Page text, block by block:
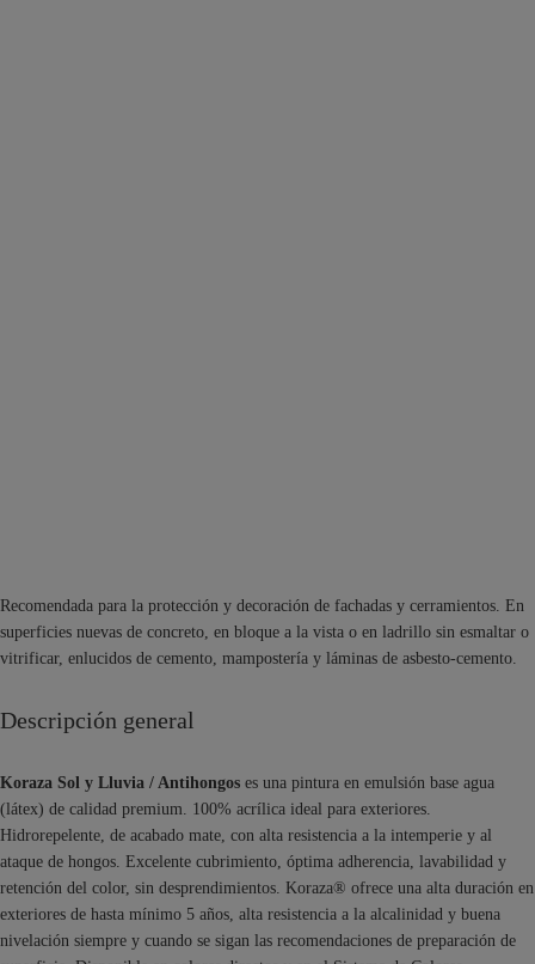
Recomendada para la protección y decoración de fachadas y cerramientos. En
superficies nuevas de concreto, en bloque a la vista o en ladrillo sin esmaltar o
vitrificar, enlucidos de cemento, mampostería y láminas de asbesto-cemento.
Descripción general
Koraza Sol y Lluvia / Antihongos es una pintura en emulsión base agua
(látex) de calidad premium. 100% acrílica ideal para exteriores.
Hidrorepelente, de acabado mate, con alta resistencia a la intemperie y al
ataque de hongos. Excelente cubrimiento, óptima adherencia, lavabilidad y
retención del color, sin desprendimientos. Koraza® ofrece una alta duración en
exteriores de hasta mínimo 5 años, alta resistencia a la alcalinidad y buena
nivelación siempre y cuando se sigan las recomendaciones de preparación de